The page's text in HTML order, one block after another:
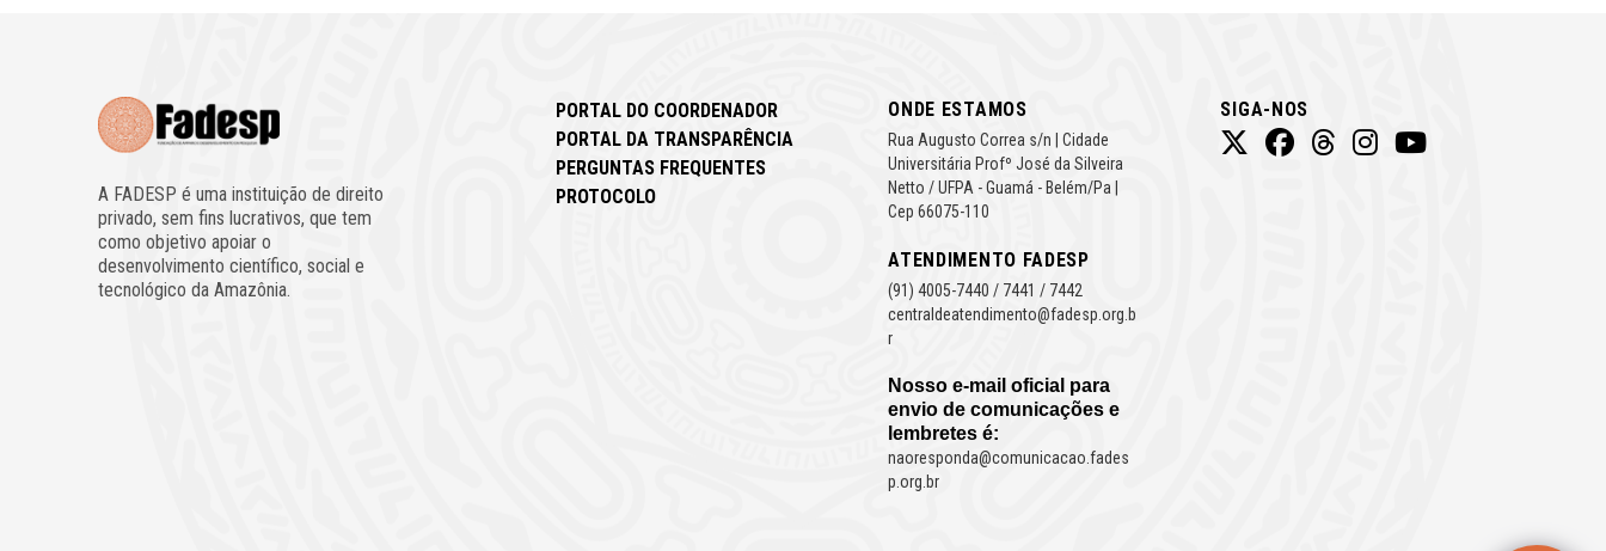
A FADESP é uma instituição de direito
privado, sem fins lucrativos, que tem
como objetivo apoiar o
desenvolvimento científico, social e
tecnológico da Amazônia.
PORTAL DO COORDENADOR
PORTAL DA TRANSPARÊNCIA
PERGUNTAS FREQUENTES
PROTOCOLO
ONDE ESTAMOS
Rua Augusto Correa s/n | Cidade
Universitária Profº José da Silveira
Netto / UFPA - Guamá - Belém/Pa |
Cep 66075-110
ATENDIMENTO FADESP
(91) 4005-7440 / 7441 / 7442
centraldeatendimento@fadesp.org.b
r
Nosso e-mail oficial para
envio de comunicações e
lembretes é:
naoresponda@comunicacao.fades
p.org.br
SIGA-NOS